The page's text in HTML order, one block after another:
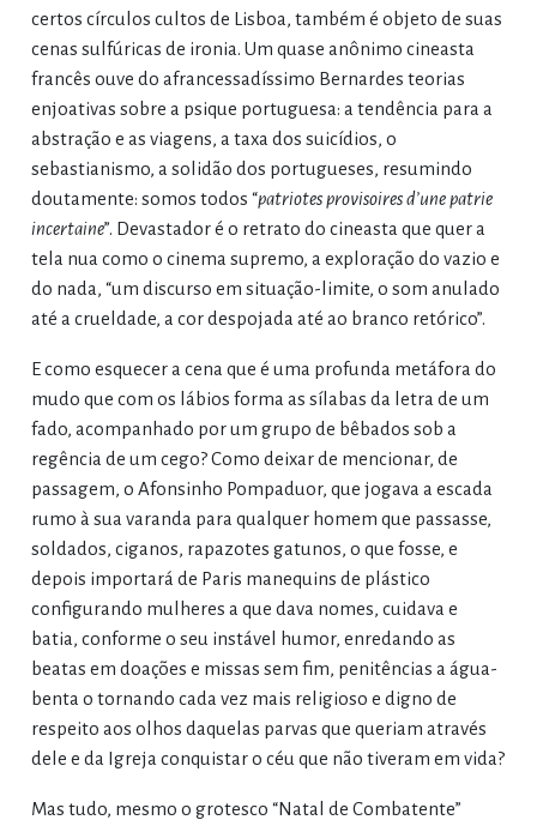
certos círculos cultos de Lisboa, também é objeto de suas
cenas sulfúricas de ironia. Um quase anônimo cineasta
francês ouve do afrancessadíssimo Bernardes teorias
enjoativas sobre a psique portuguesa: a tendência para a
abstração e as viagens, a taxa dos suicídios, o
sebastianismo, a solidão dos portugueses, resumindo
doutamente: somos todos “patriotes provisoires d’une patrie
incertaine”. Devastador é o retrato do cineasta que quer a
tela nua como o cinema supremo, a exploração do vazio e
do nada, “um discurso em situação-limite, o som anulado
até a crueldade, a cor despojada até ao branco retórico”.
E como esquecer a cena que é uma profunda metáfora do
mudo que com os lábios forma as sílabas da letra de um
fado, acompanhado por um grupo de bêbados sob a
regência de um cego? Como deixar de mencionar, de
passagem, o Afonsinho Pompaduor, que jogava a escada
rumo à sua varanda para qualquer homem que passasse,
soldados, ciganos, rapazotes gatunos, o que fosse, e
depois importará de Paris manequins de plástico
configurando mulheres a que dava nomes, cuidava e
batia, conforme o seu instável humor, enredando as
beatas em doações e missas sem fim, penitências a água-
benta o tornando cada vez mais religioso e digno de
respeito aos olhos daquelas parvas que queriam através
dele e da Igreja conquistar o céu que não tiveram em vida?
Mas tudo, mesmo o grotesco “Natal de Combatente”